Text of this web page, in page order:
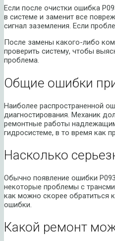
Если после очистки ошибка
в системе и заменит все
сигнал заземления. Если
После замены какого-либо
проверить систему, чтобы
проблема.
Общие ошибки
Наиболее распространенной
диагностирования. Механик
ремонтные работы
гидросистеме, в то время как
Насколько
Обычно появление ошибки
некоторые проблемы с
как можно скорее обратиться
ошибки.
Какой ремонт